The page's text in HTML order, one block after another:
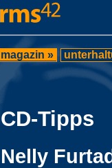
magazin »
CD-Tipps
Nelly